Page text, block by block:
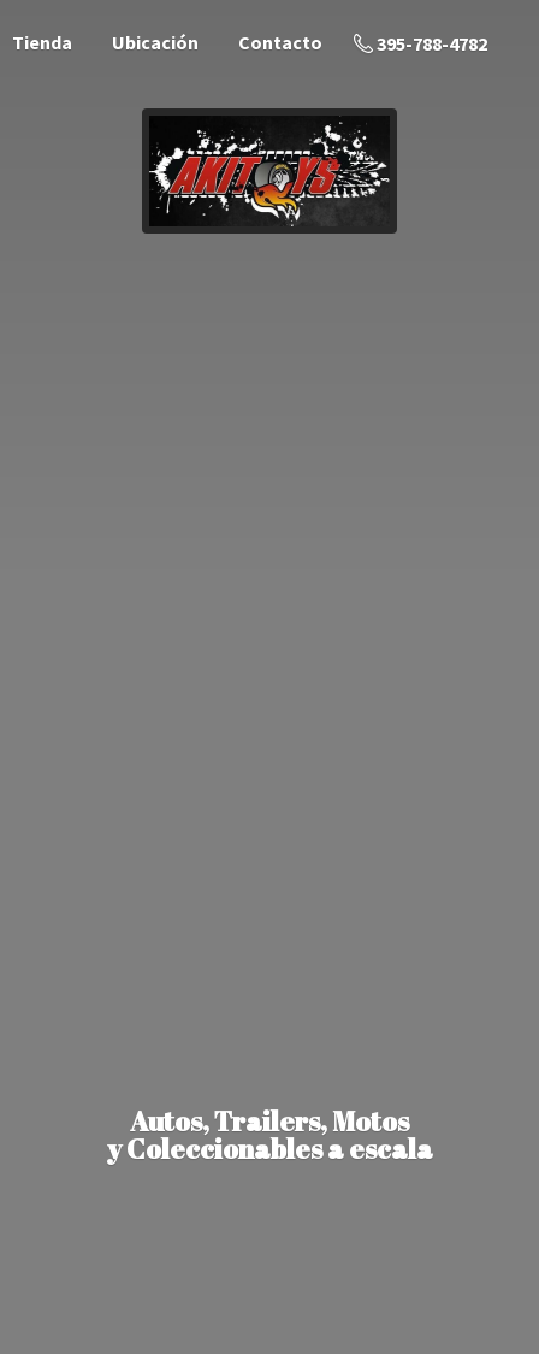
Tienda Ubicación Contacto 395-788-4782
Autos, Trailers, Motos
y Coleccionablesa escala